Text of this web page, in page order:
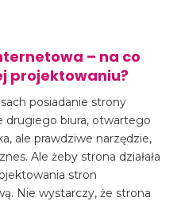
– na co
projektowaniu?
posiadanie strony
drugiego biura, otwartego
ale prawdziwe narzędzie,
Ale żeby strona działała
stron
Nie wystarczy, że strona